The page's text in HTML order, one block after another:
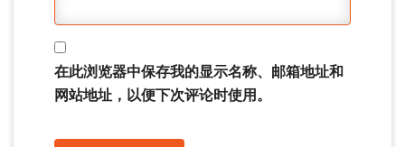
在此浏览器中保存我的显示名称、邮箱地址和
网站地址，以便下次评论时使用。